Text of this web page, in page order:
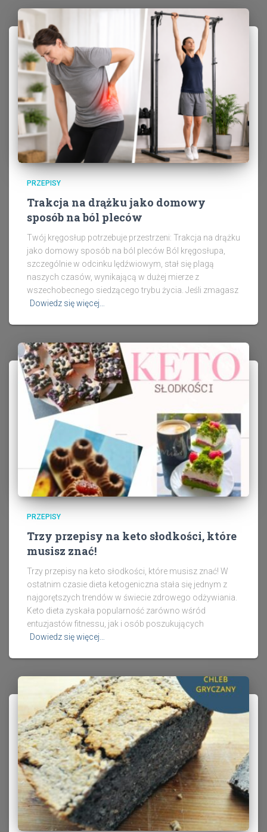
PRZEPISY
Trakcja na drążku jako domowy
sposób na ból pleców
Twój kręgosłup potrzebuje przestrzeni: Trakcja na drążku
jako domowy sposób na ból pleców Ból kręgosłupa,
szczególnie w odcinku lędźwiowym, stał się plagą
naszych czasów, wynikającą w dużej mierze z
wszechobecnego siedzącego trybu życia. Jeśli zmagasz
Dowiedz się więcej…
PRZEPISY
Trzy przepisy na keto słodkości, które
musisz znać!
Trzy przepisy na keto słodkości, które musisz znać! W
ostatnim czasie dieta ketogeniczna stała się jednym z
najgorętszych trendów w świecie zdrowego odżywiania.
Keto dieta zyskała popularność zarówno wśród
entuzjastów fitnessu, jak i osób poszukujących
Dowiedz się więcej…